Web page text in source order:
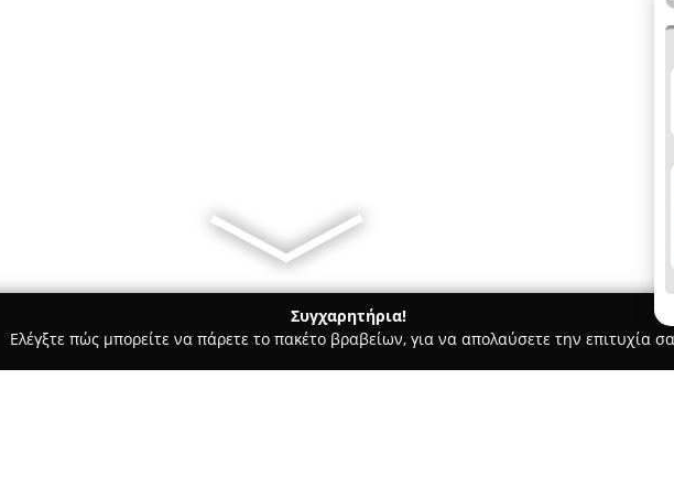
Συγχαρητήρια!
Ελέγξτε πώς μπορείτε να πάρετε το πακέτο βραβείων, για να απολαύσετε την επιτυχία